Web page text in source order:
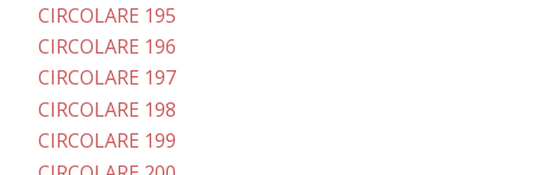
CIRCOLARE 195
CIRCOLARE 196
CIRCOLARE 197
CIRCOLARE 198
CIRCOLARE 199